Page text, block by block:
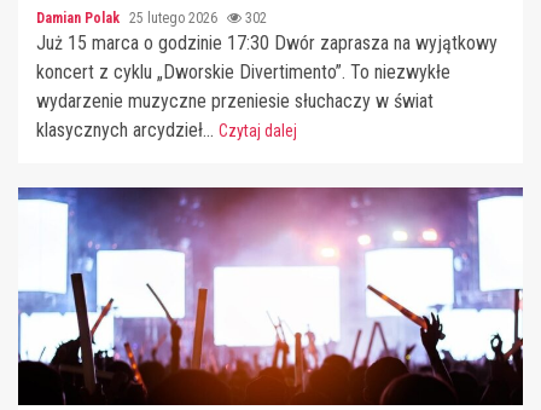
Damian Polak 25 lutego 2026 302
Już 15 marca o godzinie 17:30 Dwór zaprasza na wyjątkowy
koncert z cyklu „Dworskie Divertimento”. To niezwykłe
wydarzenie muzyczne przeniesie słuchaczy w świat
klasycznych arcydzieł... Czytaj dalej